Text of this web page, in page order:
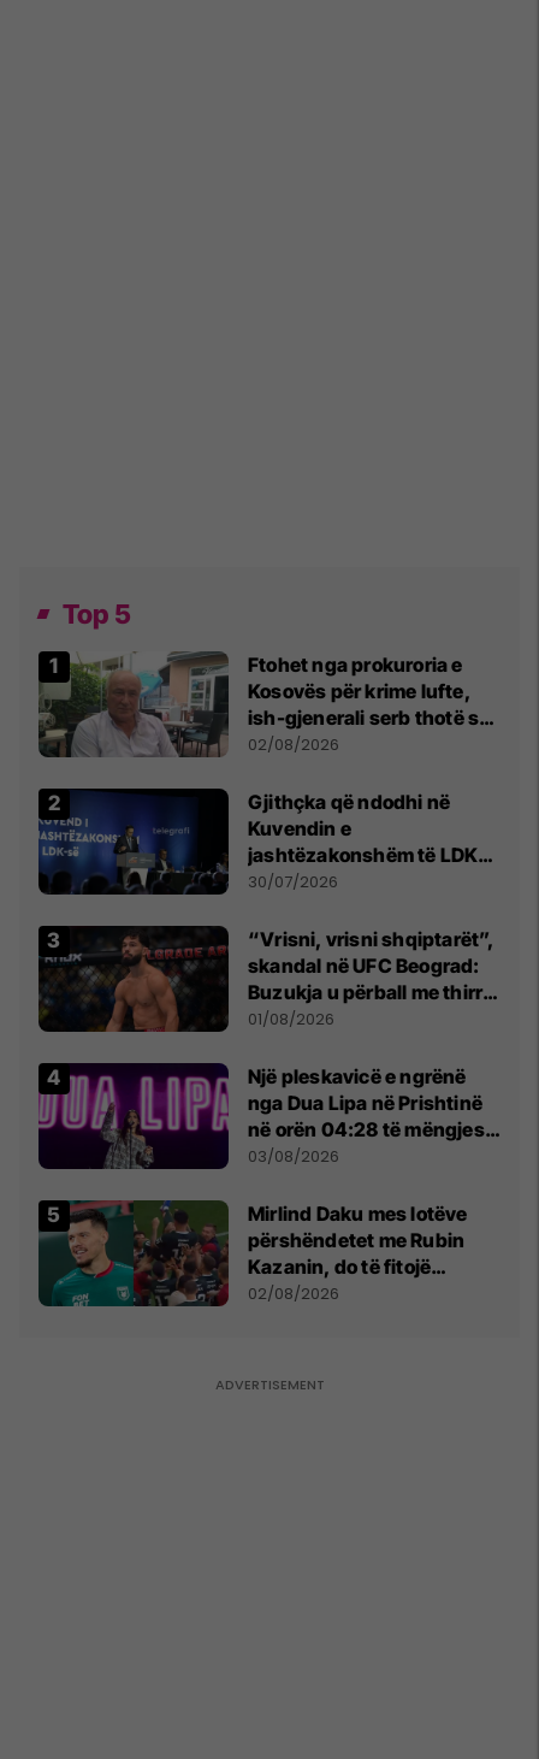
Top 5
Ftohet nga prokuroria e
Kosovës për krime lufte,
ish-gjenerali serb thotë se
dikush e tradhtoi në
02/08/2026
Gjithçka që ndodhi në
Kuvendin e
jashtëzakonshëm të LDK-
së
30/07/2026
“Vrisni, vrisni shqiptarët”,
skandal në UFC Beograd:
Buzukja u përball me thirrje
anti-shqiptare nga
01/08/2026
Një pleskavicë e ngrënë
nga Dua Lipa në Prishtinë
në orën 04:28 të mëngjesit
- dhe bota digjitale serbe
03/08/2026
Mirlind Daku mes lotëve
përshëndetet me Rubin
Kazanin, do të fitojë
miliona te Spartak Moska
02/08/2026